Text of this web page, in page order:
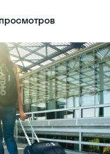
просмотров